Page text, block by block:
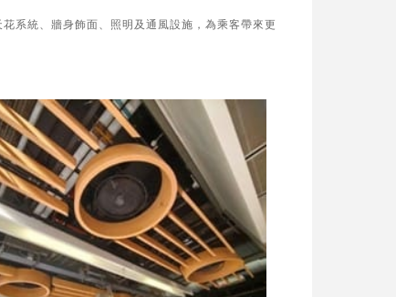
系統、牆身飾面、照明及通風設施，為乘客帶來更